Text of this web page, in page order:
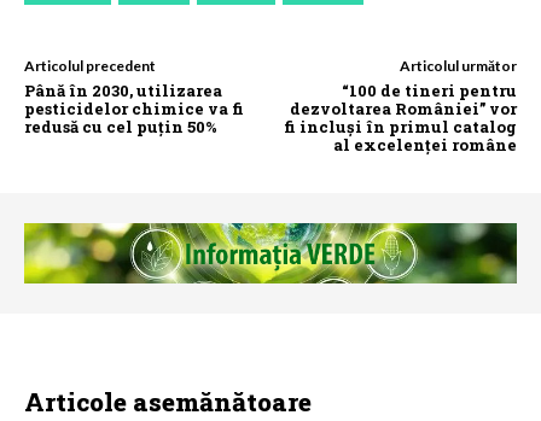
Articolul precedent
Până în 2030, utilizarea
pesticidelor chimice va fi
redusă cu cel puțin 50%
Articolul următor
“100 de tineri pentru
dezvoltarea României” vor
fi incluși în primul catalog
al excelenței române
Articole asemănătoare